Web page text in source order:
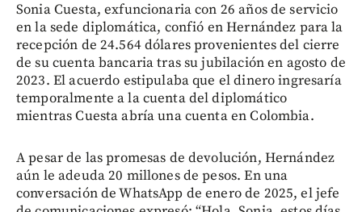
Sonia Cuesta, exfuncionaria con 26 años de servicio
en la sede diplomática, confió en Hernández para la
recepción de 24.564 dólares provenientes del cierre
de su cuenta bancaria tras su jubilación en agosto de
2023. El acuerdo estipulaba que el dinero ingresaría
temporalmente a la cuenta del diplomático
mientras Cuesta abría una cuenta en Colombia.
A pesar de las promesas de devolución, Hernández
aún le adeuda 20 millones de pesos. En una
conversación de WhatsApp de enero de 2025, el jefe